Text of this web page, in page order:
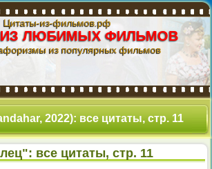
Цитаты-из-фильмов.рф
ЛЮБИМЫХ ФИЛЬМОВ
из популярных фильмов
2022): все цитаты, стр. 11
все цитаты, стр. 11